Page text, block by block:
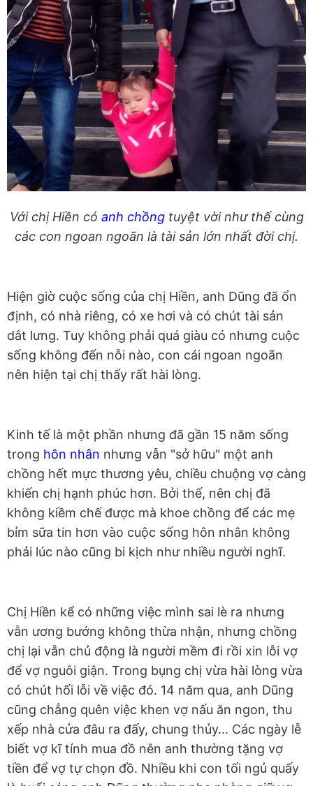
Với chị Hiền có anh chồngtuyệt vời như thế cùng
các con ngoan ngoãn là tài sản lớn nhất đời chị.
Hiện giờ cuộc sống của chị Hiền, anh Dũng đã ổn
định, có nhà riêng, có xe hơi và có chút tài sản
dắt lưng. Tuy không phải quá giàu có nhưng cuộc
sống không đến nỗi nào, con cái ngoan ngoãn
nên hiện tại chị thấy rất hài lòng.
Kinh tế là một phần nhưng đã gần 15 năm sống
trong hôn nhân nhưng vẫn "sở hữu" một anh
chồng hết mực thương yêu, chiều chuộng vợ càng
khiến chị hạnh phúc hơn. Bởi thế, nên chị đã
không kiềm chế được mà khoe chồng để các mẹ
bỉm sữa tin hơn vào cuộc sống hôn nhân không
phải lúc nào cũng bi kịch như nhiều người nghĩ.
Chị Hiền kể có những việc mình sai lè ra nhưng
vẫn ương bướng không thừa nhận, nhưng chồng
chị lại vẫn chủ động là người mềm đi rồi xin lỗi vợ
để vợ nguôi giận. Trong bụng chị vừa hài lòng vừa
có chút hối lỗi về việc đó. 14 năm qua, anh Dũng
cũng chẳng quên việc khen vợ nấu ăn ngon, thu
xếp nhà cửa đâu ra đấy, chung thủy... Các ngày lễ
biết vợ kĩ tính mua đồ nên anh thường tặng vợ
tiền để vợ tự chọn đồ. Nhiều khi con tối ngủ quấy